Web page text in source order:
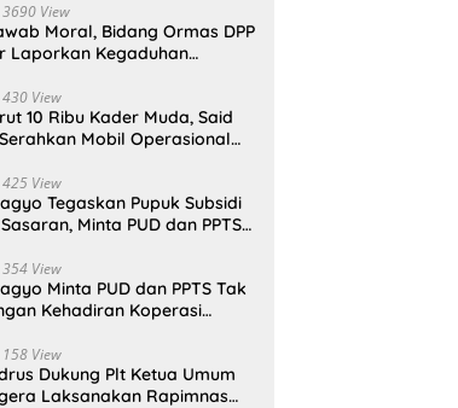
3690 View
Moral, Bidang Ormas DPP
Laporkan Kegaduhan
430 View
10 Ribu Kader Muda, Said
Mobil Operasional
425 View
Tegaskan Pupuk Subsidi
Minta PUD dan PPTS
354 View
Minta PUD dan PPTS Tak
Kehadiran Koperasi
158 View
Dukung Plt Ketua Umum
Laksanakan Rapimnas